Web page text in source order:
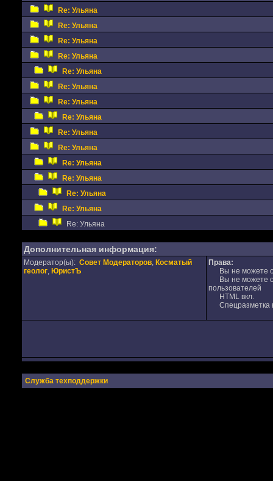
Re: Ульяна
Re: Ульяна
Re: Ульяна
Re: Ульяна
Re: Ульяна
Re: Ульяна
Re: Ульяна
Re: Ульяна
Re: Ульяна
Re: Ульяна
Re: Ульяна
Re: Ульяна
Re: Ульяна
Re: Ульяна
Re: Ульяна
Дополнительная информация:
Модератор(ы): Совет Модераторов, Косматый
геолог, ЮристЪ
Права:
Вы не можете
Вы не можете
пользователей
HTML вкл.
Спецразметка
Служба техподдержки